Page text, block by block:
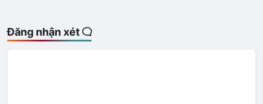
Đăng nhận xét